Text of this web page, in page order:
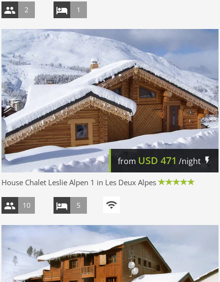
2 1
from USD 471 /night
House Chalet Leslie Alpen 1 in Les Deux Alpes
10 5